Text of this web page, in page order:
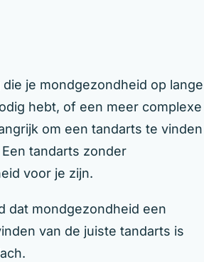
je mondgezondheid op lange
hebt, of een meer complexe
om een tandarts te vinden
tandarts zonder
voor je zijn.
dat mondgezondheid een
van de juiste tandarts is